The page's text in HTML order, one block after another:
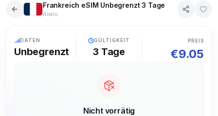
Frankreich eSIM Unbegrenzt 3 Tage
Airalo
DATEN
Unbegrenzt
GÜLTIGKEIT
3 Tage
PREIS
€9.05
Nicht vorrätig